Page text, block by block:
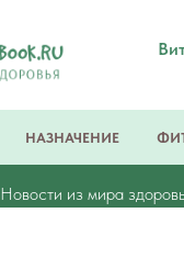
НАЗНАЧЕНИЕ
Новости из мира